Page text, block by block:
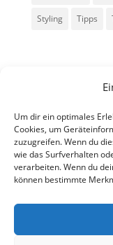
Um dir ein optimales
Cookies, um
zuzugreifen. Wenn du
wie das Surfverhalten
verarbeiten. Wenn du
können bestimmte
Styling Tipps
Alle